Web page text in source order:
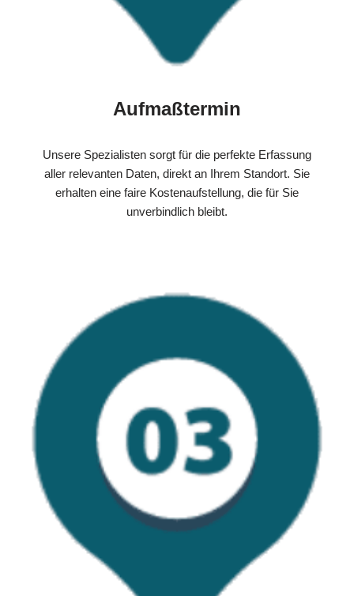
Aufmaßtermin
Unsere Spezialisten sorgt für die perfekte Erfassung
aller relevanten Daten, direkt an Ihrem Standort. Sie
erhalten eine faire Kostenaufstellung, die für Sie
unverbindlich bleibt.